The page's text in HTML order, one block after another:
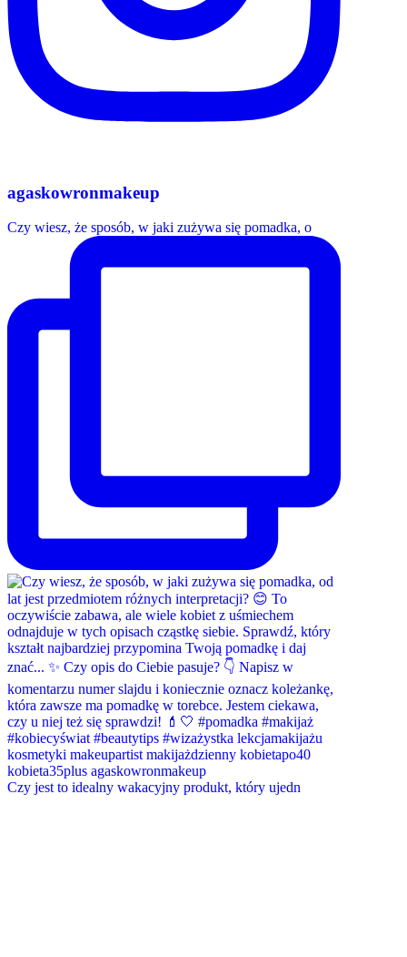
agaskowronmakeup
Czy wiesz, że sposób, w jaki zużywa się pomadka, o
Czy jest to idealny wakacyjny produkt, który ujedn